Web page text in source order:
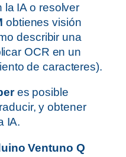
la IA o resolver
obtienes visión
describir una
OCR en un
de caracteres).
es posible
y obtener
IA.
Ventuno Q